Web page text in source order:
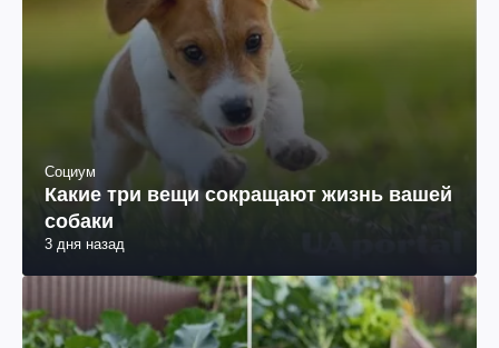
Социум
Какие три вещи сокращают жизнь вашей
собаки
3 дня назад